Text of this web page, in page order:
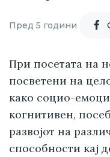
Пред 5 години
При посетата на
посветени на
како социо-
когнитивен,
развојот на
способности кај